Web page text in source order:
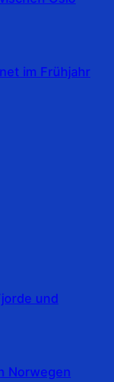
im Frühjahr
und
Norwegen